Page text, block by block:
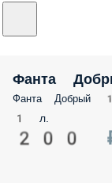
Фанта
Фанта Добрый
1 л.
200